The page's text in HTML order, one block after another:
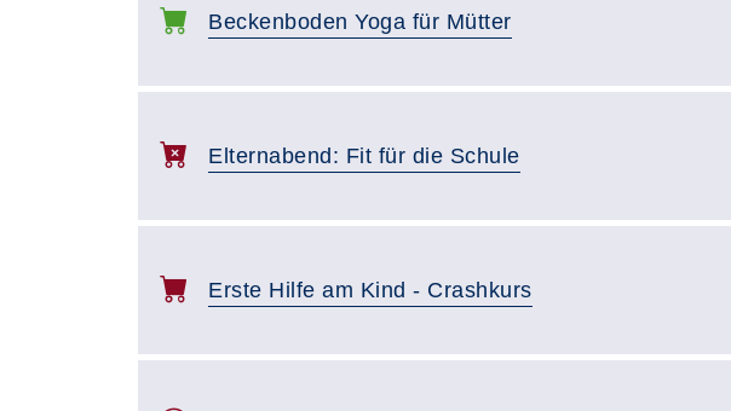
Beckenboden Yoga für Mütter
Elternabend: Fit für die Schule
Erste Hilfe am Kind - Crashkurs